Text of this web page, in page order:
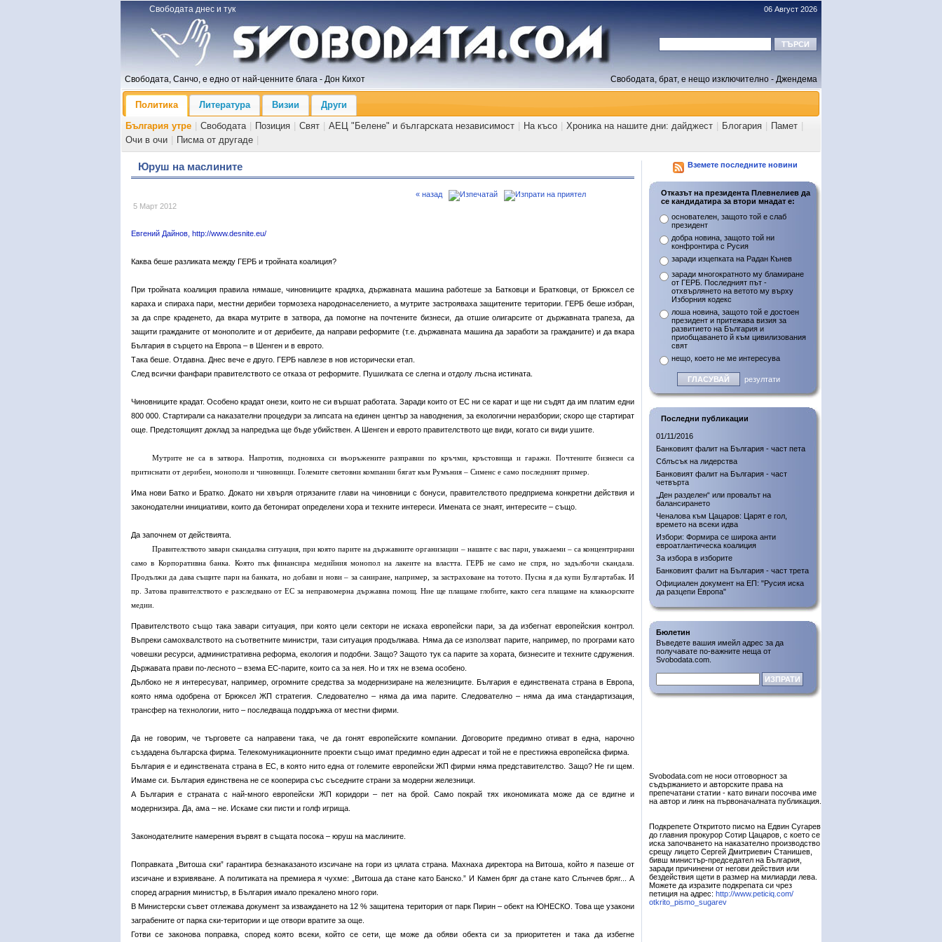
Свободата днес и тук 06 Август 2026
Свободата, Санчо, е едно от най-ценните блага - Дон Кихот Свободата, брат, е нещо изключително - Джендема
Политика Литература Визии
Други
България утре
Свободата Позиция Свят АЕЦ "Белене" и българската независимост На късо Хроника на нашите дни: дайджест Блогария Памет
Очи в очи
Писма от другаде
Юруш на маслините
5 Март 2012
« назад
Евгений Дайнов, http://www.desnite.eu/
Каква беше разликата между ГЕРБ и тройната коалиция?
При тройната коалиция правила нямаше, чиновниците крадяха, държавната машина работеше за Батковци и Братковци, от Брюксел се
караха и спираха пари, местни дерибеи тормозеха народонаселението, а мутрите застрояваха защитените територии. ГЕРБ беше избран,
за да спре краденето, да вкара мутрите в затвора, да помогне на почтените бизнеси, да отшие олигарсите от държавната трапеза, да
защити гражданите от монополите и от дерибеите, да направи реформите (т.е. държавната машина да заработи за гражданите) и да вкара
България в сърцето на Европа – в Шенген и в еврото.
Така беше. Отдавна. Днес вече е друго. ГЕРБ навлезе в нов исторически етап.
След всички фанфари правителството се отказа от реформите. Пушилката се слегна и отдолу лъсна истината.
Чиновниците крадат. Особено крадат онези, които не си вършат работата. Заради които от ЕС ни се карат и ще ни съдят да им платим едни
800 000. Стартирали са наказателни процедури за липсата на единен център за наводнения, за екологични неразбории; скоро ще стартират
още. Предстоящият доклад за напредъка ще бъде убийствен. А Шенген и еврото правителството ще види, когато си види ушите.
Мутрите не са в затвора. Напротив, подновиха си въоръжените разправии по кръчми, кръстовища и гаражи. Почтените бизнеси са
притиснати от дерибеи, монополи и чиновници. Големите световни компании бягат към Румъния – Сименс е само последният пример.
Има нови Батко и Братко. Докато ни хвърля отрязаните глави на чиновници с бонуси, правителството предприема конкретни действия и
законодателни инициативи, които да бетонират определени хора и техните интереси. Имената се знаят, интересите – също.
Да започнем от действията.
Правителството завари скандална ситуация, при която парите на държавните организации – нашите с вас пари, уважаеми – са концентрирани
само в Корпоративна банка. Която пък финансира медийния монопол на лакеите на властта. ГЕРБ не само не спря, но задълбочи скандала.
Продължи да дава същите пари на банката, но добави и нови – за саниране, например, за застраховане на тотото. Пусна я да купи Булгартабак. И
пр. Затова правителството е разследвано от ЕС за неправомерна държавна помощ. Ние ще плащаме глобите, както сега плащаме на клакьорските
медии.
Правителството също така завари ситуация, при която цели сектори не искаха европейски пари, за да избегнат европейския контрол.
Въпреки самохвалството на съответните министри, тази ситуация продължава. Няма да се използват парите, например, по програми като
човешки ресурси, административна реформа, екология и подобни. Защо? Защото тук са парите за хората, бизнесите и техните сдружения.
Държавата прави по-лесното – взема ЕС-парите, които са за нея. Но и тях не взема особено.
Дълбоко не я интересуват, например, огромните средства за модернизиране на железниците. България е единствената страна в Европа,
която няма одобрена от Брюксел ЖП стратегия. Следователно – няма да има парите. Следователно – няма да има стандартизация,
трансфер на технологии, нито – последваща поддръжка от местни фирми.
Да не говорим, че търговете са направени така, че да гонят европейските компании. Договорите предимно отиват в една, нарочно
създадена българска фирма. Телекомуникационните проекти също имат предимно един адресат и той не е престижна европейска фирма.
България е и единствената страна в ЕС, в която нито една от големите европейски ЖП фирми няма представителство. Защо? Не ги щем.
Имаме си. България единствена не се кооперира със съседните страни за модерни железници.
А България е страната с най-много европейски ЖП коридори – пет на брой. Само покрай тях икономиката може да се вдигне и
модернизира. Да, ама – не. Искаме ски писти и голф игрища.
Законодателните намерения вървят в същата посока – юруш на маслините.
Поправката „Витоша ски” гарантира безнаказаното изсичане на гори из цялата страна. Махнаха директора на Витоша, който я пазеше от
изсичане и взривяване. А политиката на премиера я чухме: „Витоша да стане като Банско.” И Камен бряг да стане като Слънчев бряг... А
според аграрния министър, в България имало прекалено много гори.
В Министерски съвет отлежава документ за изваждането на 12 % защитена територия от парк Пирин – обект на ЮНЕСКО. Това ще узакони
заграбените от парка ски-територии и ще отвори вратите за още.
Готви се законова поправка, според която всеки, който се сети, ще може да обяви обекта си за приоритетен и така да избегне
Вземете последните новини
Отказът на президента Плевнелиев да
се кандидатира за втори мнадат е:
основателен, защото той е слаб
президент
добра новина, защото той ни
конфронтира с Русия
заради изцепката на Радан Кънев
заради многократното му бламиране
от ГЕРБ. Последният път -
отхвърлянето на ветото му върху
Изборния кодекс
лоша новина, защото той е достоен
президент и притежава визия за
развитието на България и
приобщаването й към цивилизования
свят
нещо, което не ме интересува
резултати
Последни публикации
01/11/2016
Банковият фалит на България - част пета
Сблъсък на лидерства
Банковият фалит на България - част
четвърта
„Ден разделен“ или провалът на
балансирането
Ченалова към Цацаров: Царят е гол,
времето на всеки идва
Избори: Формира се широка анти
евроатлантическа коалиция
За избора в изборите
Банковият фалит на България - част трета
Официален документ на ЕП: "Русия иска
да разцепи Европа"
Бюлетин
Въведете вашия имейл адрес за да
получавате по-важните неща от
Svobodata.com.
Svobodata.com не носи отговорност за
съдържанието и авторските права на
препечатани статии - като винаги посочва име
на автор и линк на първоначалната публикация.
Подкрепете Откритото писмо на Едвин Сугарев
до главния прокурор Сотир Цацаров, с което се
иска започването на наказателно производство
срещу лицето Сергей Дмитриевич Станишев,
бивш министър-председател на България,
заради причинени от негови действия или
бездействия щети в размер на милиарди лева.
Можете да изразите подкрепата си чрез
петиция на адрес: http://www.peticiq.com/
otkrito_pismo_sugarev